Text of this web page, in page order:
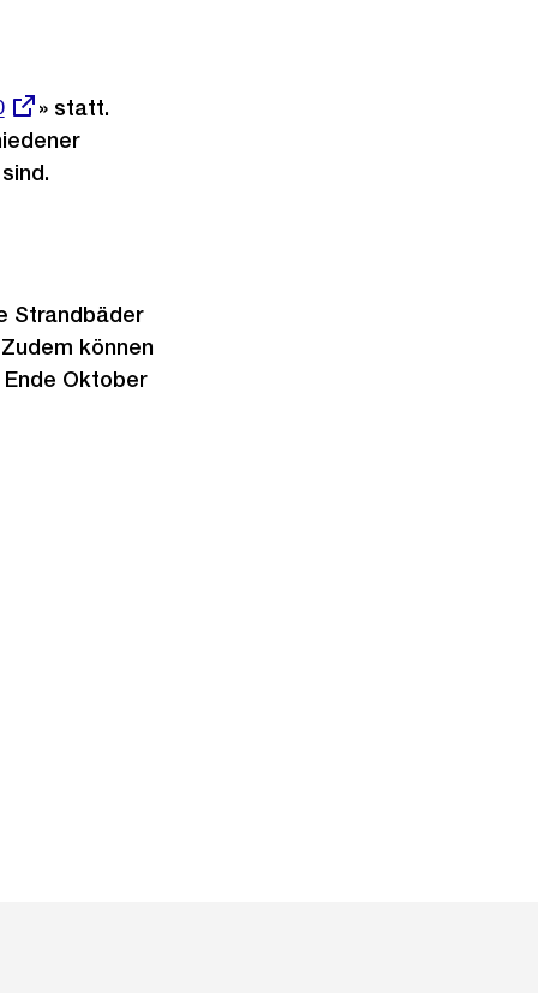
» statt.
Strandbäder
können
Oktober